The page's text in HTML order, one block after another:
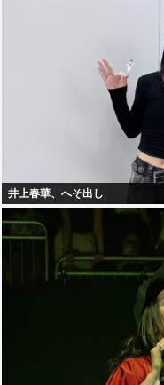
井上春華、へそ出し